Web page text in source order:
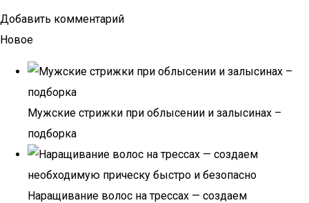
Добавить комментарий
Новое
Мужские стрижки при облысении и залысинах –
подборка
Наращивание волос на трессах — создаем